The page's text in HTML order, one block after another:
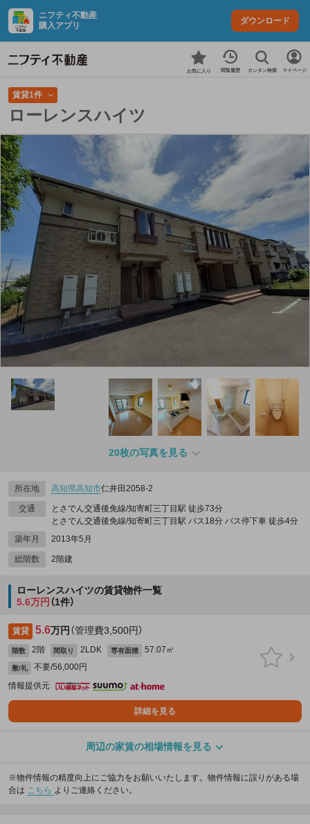
ニフティ不動産
購入アプリ
ダウンロード
お気に入り 閲覧履歴 カンタン検索 マイページ
賃貸1件
ローレンスハイツ
20枚の写真を見る
所在地 高知県高知市仁井田2058‐2
交通
とさでん交通後免線/知寄町三丁目駅 徒歩73分
とさでん交通後免線/知寄町三丁目駅 バス18分 バス停下車 徒歩4分
築年月
2013年5月
総階数 2階建
ローレンスハイツの賃貸物件一覧
5.6万円 （1件）
賃貸 5.6万円 （管理費3,500円）
階数 2階 間取り 2LDK 専有面積 57.07㎡
敷/礼
不要/56,000円
情報提供元
詳細を見る
周辺の家賃の相場情報を見る
※物件情報の精度向上にご協力をお願いいたします。物件情報に誤りがある場
合は こちら よりご連絡ください。